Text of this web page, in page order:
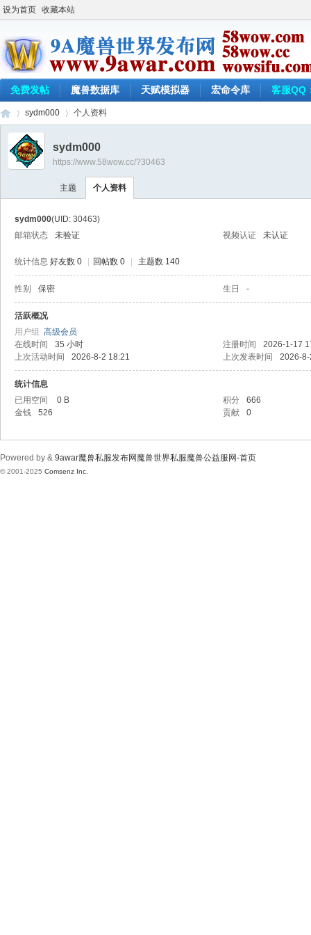
设为首页 收藏本站
免费发帖 魔兽数据库 天赋模拟器 宏命令库 客服QQ
›
sydm000 个人资料
sydm000
https://www.58wow.cc/?30463
主题 个人资料
sydm000(UID: 30463)
邮箱状态
未验证 视频认证 未认证
统计信息 好友数 0 回帖数 0 主题数 140
性别 保密 生日 -
活跃概况
用户组 高级会员
在线时间
35 小时 注册时间
2026-1-17
上次活动时间
2026-8-2 18:21 上次发表时间 2026-
统计信息
已用空间
0 B 积分
666
金钱
526 贡献 0
Powered by & 9awar魔兽私服发布网魔兽世界私服魔兽公益服网-首页
© 2001-2025 Comsenz Inc.